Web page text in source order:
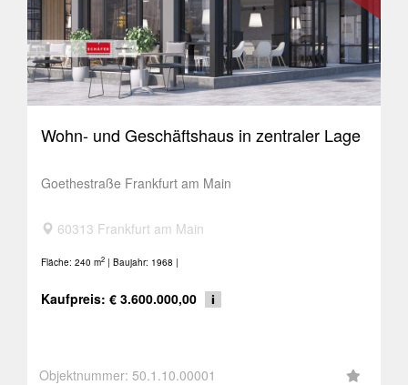
Wohn- und Geschäftshaus in zentraler Lage
Goethestraße Frankfurt am Main
60313 Frankfurt am Main
Fläche: 240 m2 | Baujahr: 1968 |
Kaufpreis: € 3.600.000,00
Objektnummer: 50.1.10.00001